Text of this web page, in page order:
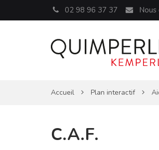
02 98 96 37 37
Accueil Plan interactif
C.A.F.